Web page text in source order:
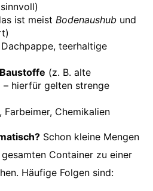
ist meistBodenaushub und
Dachpappe, teerhaltige
(z. B. alte
– hierfür gelten strenge
Farbeimer, Chemikalien
Schon kleine Mengen
gesamten Container zu einer
Häufige Folgen sind: